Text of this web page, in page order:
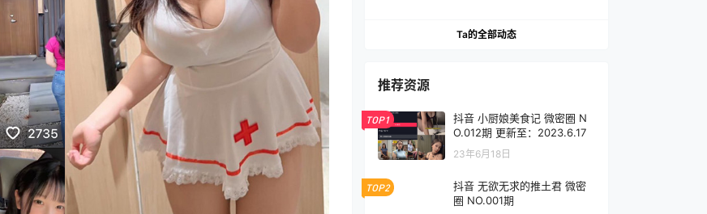
Ta的全部动态
推荐资源
TOP1
抖音 小厨娘美食记 微密圈 N
O.012期 更新至：2023.6.17
23年6月18日
TOP2
抖音 无欲无求的推土君 微密
圈 NO.001期